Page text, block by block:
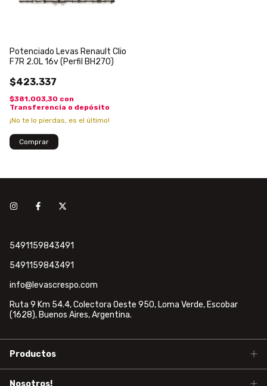
Potenciado Levas Renault Clio
F7R 2.0L 16v (Perfil BH270)
$423.337
$381.003,30 con
Transferencia o depósito
¡No te lo pierdas, es el último!
5491159843491
5491159843491
info@levascrespo.com
Ruta 9 Km 54.4, Colectora Oeste 950, Loma Verde, Escobar
(1628), Buenos Aires, Argentina.
Productos
Nosotros!